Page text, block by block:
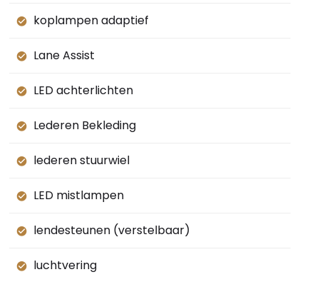
koplampen adaptief
Lane Assist
LED achterlichten
Lederen Bekleding
lederen stuurwiel
LED mistlampen
lendesteunen (verstelbaar)
luchtvering